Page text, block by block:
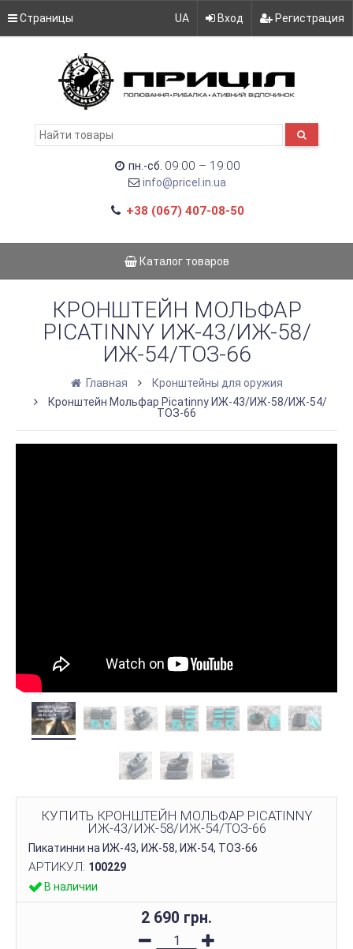
Страницы UA Вход Регистрация
пн.-сб. 09:00 – 19:00
info@pricel.in.ua
+38 (067) 407-08-50
Каталог товаров
КРОНШТЕЙН МОЛЬФАР
PICATINNY ИЖ-43/ИЖ-58/
ИЖ-54/ТОЗ-66
Главная
Кронштейны для оружия
Кронштейн Мольфар Picatinny ИЖ-43/ИЖ-58/ИЖ-54/
ТОЗ-66
КУПИТЬ КРОНШТЕЙН МОЛЬФАР PICATINNY
ИЖ-43/ИЖ-58/ИЖ-54/ТОЗ-66
Пикатинни на ИЖ-43, ИЖ-58, ИЖ-54, ТОЗ-66
АРТИКУЛ: 100229
В наличии
2 690 грн.